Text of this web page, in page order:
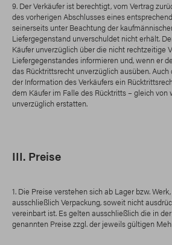
9. Der Verkäufer ist berechtigt, vom Vertrag
des vorherigen Abschlusses eines
seinerseits unter Beachtung der
Liefergegenstand unverschuldet nicht erhält.
Käufer unverzüglich über die nicht rechtzeitige
Liefergegenstandes informieren und, wenn er
das Rücktrittsrecht unverzüglich ausüben.
der Information des Verkäufers ein
dem Käufer im Falle des Rücktritts – gleich
unverzüglich erstatten.
III. Preise
1. Die Preise verstehen sich ab Lager bzw.
ausschließlich Verpackung, soweit nicht
vereinbart ist. Es gelten ausschließlich die in
genannten Preise zzgl. der jeweils gültigen